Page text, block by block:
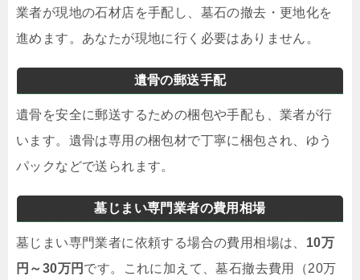
業者が現地の石材店を手配し、墓石の撤去・更地化を
進めます。あなたが現地に行く必要はありません。
遺骨の郵送手配
遺骨を安全に郵送するための梱包や手配も、業者が行
います。遺骨は専用の梱包材で丁寧に梱包され、ゆう
パックなどで送られます。
墓じまい専門業者の費用相場
墓じまい専門業者に依頼する場合の費用相場は、 10万
円～30万円 です。これに加えて、墓石撤去費用（20万